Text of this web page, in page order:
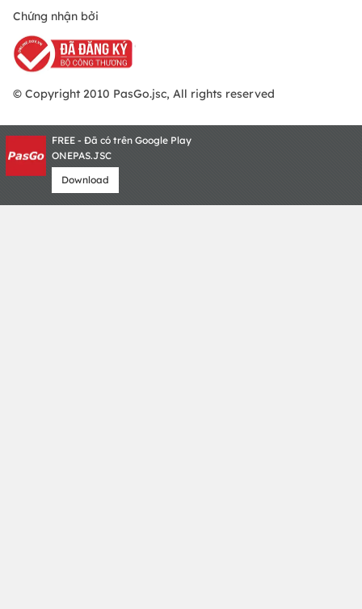
Chứng nhận bởi
© Copyright 2010 PasGo.jsc, All rights reserved
FREE - Đã có trên Google Play
ONEPAS.JSC
Download